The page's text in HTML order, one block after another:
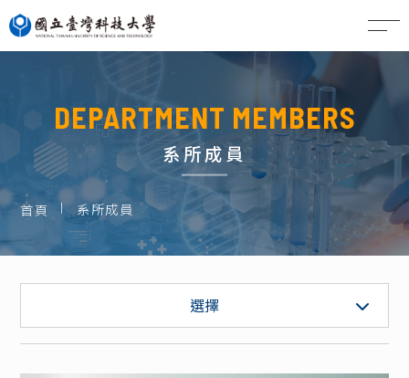
DEPARTMENT MEMBERS
系所成員
首頁 系所成員
選擇
專案教師